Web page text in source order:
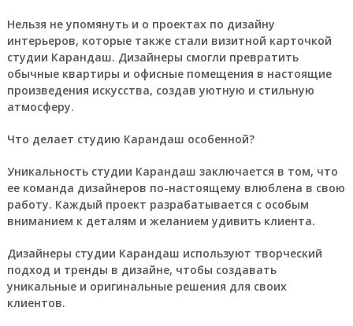
Нельзя не упомянуть и о проектах по дизайну
интерьеров, которые также стали визитной карточкой
студии Карандаш. Дизайнеры смогли превратить
обычные квартиры и офисные помещения в настоящие
произведения искусства, создав уютную и стильную
атмосферу.
Что делает студию Карандаш особенной?
Уникальность студии Карандаш заключается в том, что
ее команда дизайнеров по-настоящему влюблена в свою
работу. Каждый проект разрабатывается с особым
вниманием к деталям и желанием удивить клиента.
Дизайнеры студии Карандаш используют творческий
подход и тренды в дизайне, чтобы создавать
уникальные и оригинальные решения для своих
клиентов.